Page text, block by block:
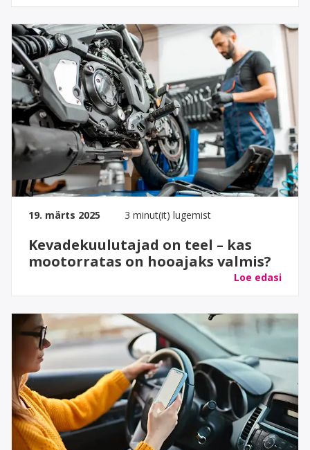
19. märts 2025 3 minut(it) lugemist
Kevadekuulutajad on teel – kas
mootorratas on hooajaks valmis?
Loe edasi